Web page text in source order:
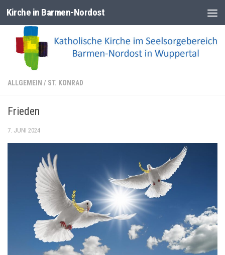
Zum Inhalt springen
Kirche in Barmen-Nordost
ALLGEMEIN / ST. KONRAD
Frieden
7. JUNI 2024